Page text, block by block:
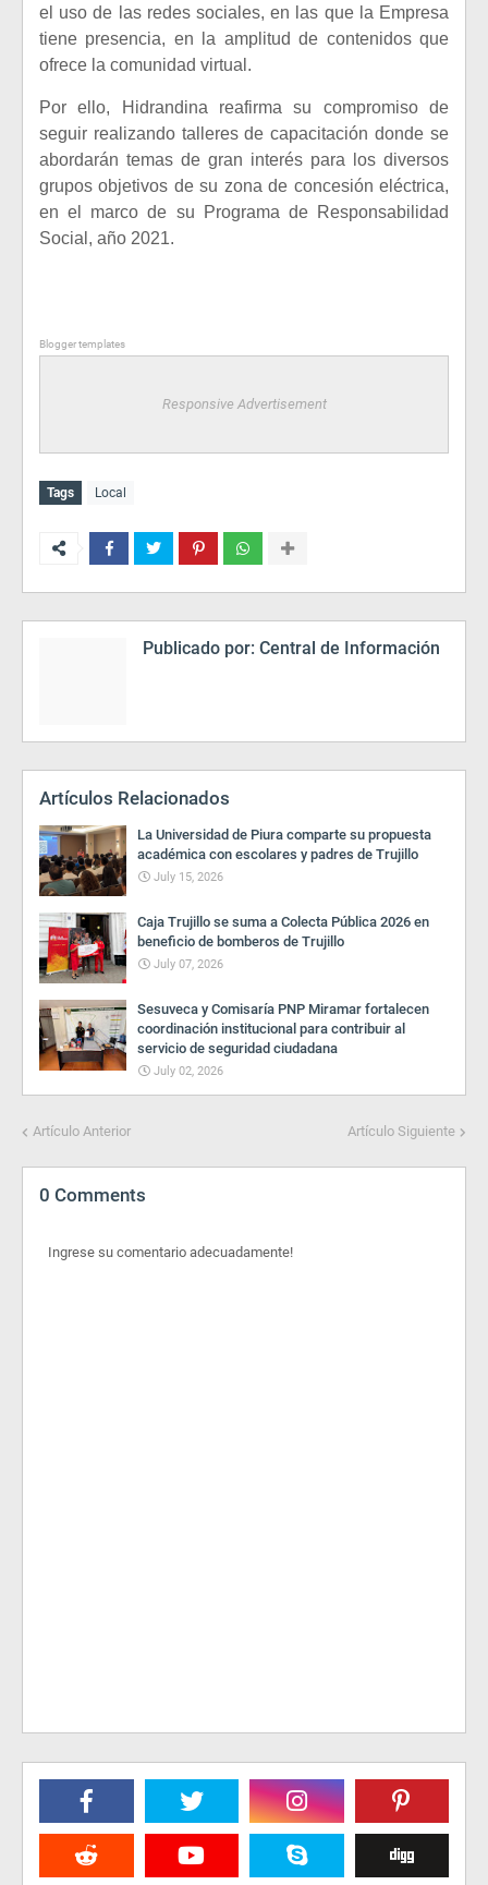
el uso de las redes sociales, en las que la Empresa
tiene presencia, en la amplitud de contenidos que
ofrece la comunidad virtual.
Por ello, Hidrandina reafirma su compromiso de
seguir realizando talleres de capacitación donde se
abordarán temas de gran interés para los diversos
grupos objetivos de su zona de concesión eléctrica,
en el marco de su Programa de Responsabilidad
Social, año 2021.
Blogger templates
Responsive Advertisement
Tags Local
Publicado por: Central de Información
Artículos Relacionados
La Universidad de Piura comparte su propuesta
académica con escolares y padres de Trujillo
July 15, 2026
Caja Trujillo se suma a Colecta Pública 2026 en
beneficio de bomberos de Trujillo
July 07, 2026
Sesuveca y Comisaría PNP Miramar fortalecen
coordinación institucional para contribuir al
servicio de seguridad ciudadana
July 02, 2026
Artículo Anterior Artículo Siguiente
0 Comments
Ingrese su comentario adecuadamente!